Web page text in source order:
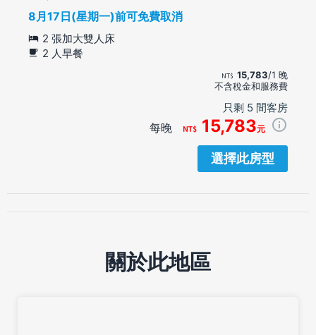
8月17日(星期一)前可免費取消
2 張加大雙人床
2 人早餐
15,783/1 晚
不含稅金和服務費
只剩 5 間客房
每晚 15,783元
選擇此房型
關於此地區